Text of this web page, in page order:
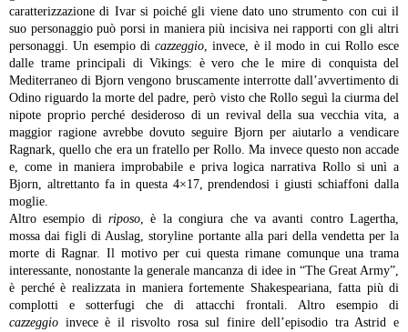
caratterizzazione di Ivar si poiché gli viene dato uno strumento con cui il
suo personaggio può porsi in maniera più incisiva nei rapporti con gli altri
personaggi. Un esempio di cazzeggio, invece, è il modo in cui Rollo esce
dalle trame principali di Vikings: è vero che le mire di conquista del
Mediterraneo di Bjorn vengono bruscamente interrotte dall’avvertimento di
Odino riguardo la morte del padre, però visto che Rollo seguì la ciurma del
nipote proprio perché desideroso di un revival della sua vecchia vita, a
maggior ragione avrebbe dovuto seguire Bjorn per aiutarlo a vendicare
Ragnark, quello che era un fratello per Rollo. Ma invece questo non accade
e, come in maniera improbabile e priva logica narrativa Rollo si unì a
Bjorn, altrettanto fa in questa 4×17, prendendosi i giusti schiaffoni dalla
moglie.
Altro esempio diriposo, è la congiura che va avanti contro Lagertha,
mossa dai figli di Auslag, storyline portante alla pari della vendetta per la
morte di Ragnar. Il motivo per cui questa rimane comunque una trama
interessante, nonostante la generale mancanza di idee in “The Great Army”,
è perché è realizzata in maniera fortemente Shakespeariana, fatta più di
complotti e sotterfugi che di attacchi frontali. Altro esempio di
cazzeggio invece è il risvolto rosa sul finire dell’episodio tra Astrid e